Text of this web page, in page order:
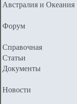
Австралия и Океания
Форум
Справочная
Статьи
Документы
Новости